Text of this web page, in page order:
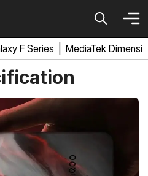
F Series MediaTek